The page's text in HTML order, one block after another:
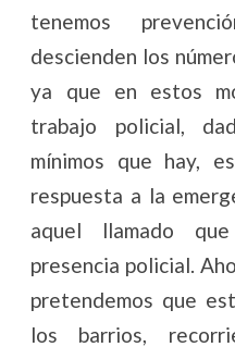
tenemos
descienden los
ya que en estos
trabajo policial,
mínimos que hay,
respuesta a la
aquel llamado
presencia policial.
pretendemos que
los barrios,